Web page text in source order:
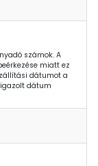
számok. A
miatt ez
dátumot a
dátum